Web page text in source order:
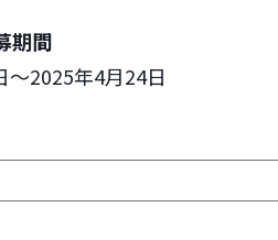
期間
〜2025年4月24日